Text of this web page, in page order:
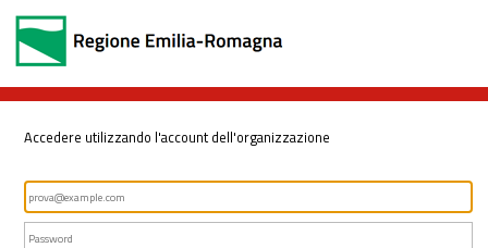
Accedere utilizzando l'account dell'organizzazione